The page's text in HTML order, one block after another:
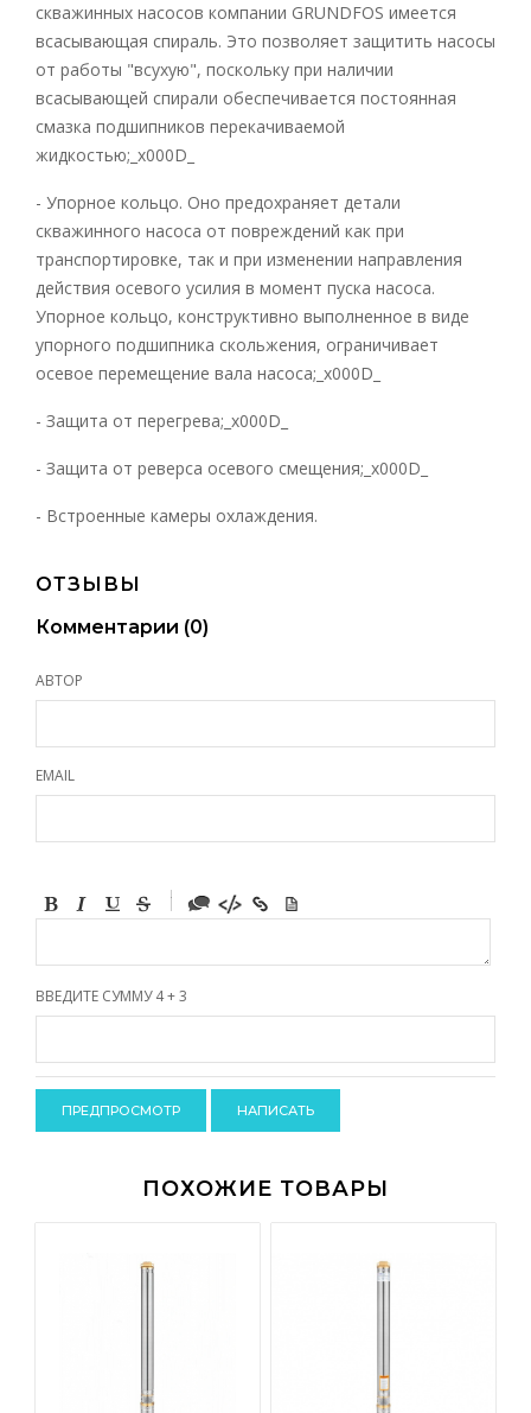
скважинных насосов компании GRUNDFOS имеется
всасывающая спираль. Это позволяет защитить насосы
от работы "всухую", поскольку при наличии
всасывающей спирали обеспечивается постоянная
смазка подшипников перекачиваемой
жидкостью;_x000D_
- Упорное кольцо. Оно предохраняет детали
скважинного насоса от повреждений как при
транспортировке, так и при изменении направления
действия осевого усилия в момент пуска насоса.
Упорное кольцо, конструктивно выполненное в виде
упорного подшипника скольжения, ограничивает
осевое перемещение вала насоса;_x000D_
- Защита от перегрева;_x000D_
- Защита от реверса осевого смещения;_x000D_
- Встроенные камеры охлаждения.
ОТЗЫВЫ
Комментарии (0)
АВТОР
EMAIL
-
-
-
-
-
-
ВВЕДИТЕ СУММУ 4 + 3
ПОХОЖИЕ ТОВАРЫ